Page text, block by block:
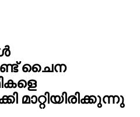
ചൈന
മാറ്റിയിരിക്കുന്നു